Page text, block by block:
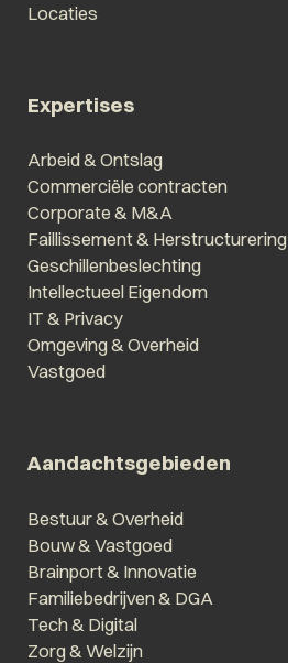
Locaties
Expertises
Arbeid & Ontslag
Commerciële contracten
Corporate & M&A
Faillissement & Herstructurering
Geschillenbeslechting
Intellectueel Eigendom
IT & Privacy
Omgeving & Overheid
Vastgoed
Aandachtsgebieden
Bestuur & Overheid
Bouw & Vastgoed
Brainport & Innovatie
Familiebedrijven & DGA
Tech & Digital
Zorg & Welzijn